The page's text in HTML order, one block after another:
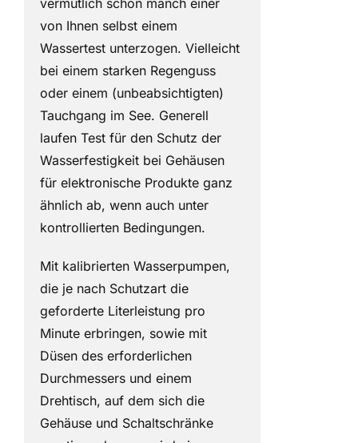
von Ihnen selbst einem
Wassertest unterzogen. Vielleicht
bei einem starken Regenguss
oder einem (unbeabsichtigten)
Tauchgang im See. Generell
laufen Test für den Schutz der
Wasserfestigkeit bei Gehäusen
für elektronische Produkte ganz
ähnlich ab, wenn auch unter
kontrollierten Bedingungen.
Mit kalibrierten Wasserpumpen,
die je nach Schutzart die
geforderte Literleistung pro
Minute erbringen, sowie mit
Düsen des erforderlichen
Durchmessers und einem
Drehtisch, auf dem sich die
Gehäuse und Schaltschränke